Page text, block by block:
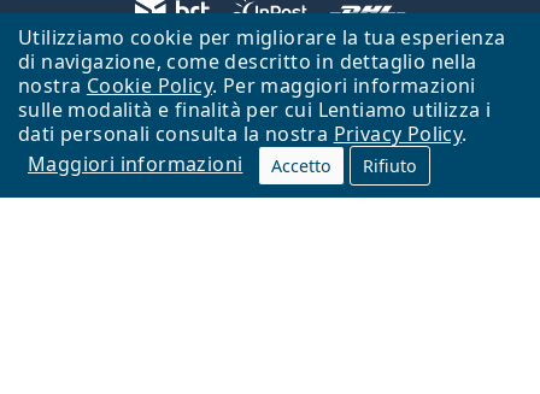
Utilizziamo cookie per migliorare la tua esperienza
di navigazione, come descritto in dettaglio nella
nostra Cookie Policy. Per maggiori informazioni
sulle modalità e finalità per cui Lentiamo utilizza i
dati personali consulta la nostra Privacy Policy.
Maggiori informazioni
Accetto Rifiuto
Lentiamo s.r.o., Vídeňská 12, 37833 Nová Bystřice, Repubblica Ceca.
Partita IVA: CZ26104784
Torna alla Home Page
Vai all'inizio
Il sito Lentiamo.it è proprietà di Lentiamo s.r.o., che ne detiene la